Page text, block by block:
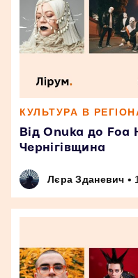
КУЛЬТУРА В
Від Onuka до Foa
Чернігівщина
Лєра Зданевич •